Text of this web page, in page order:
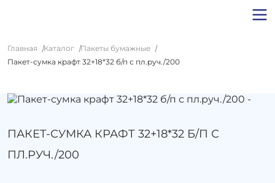
Главная Каталог
Пакеты бумажные
Пакет-сумка крафт 32+18*32 б/п с пл.руч./200
ПАКЕТ-СУМКА КРАФТ 32+18*32 Б/П С
ПЛ.РУЧ./200